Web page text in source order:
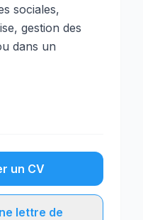
sociales,
gestion des
dans un
un CV
lettre de